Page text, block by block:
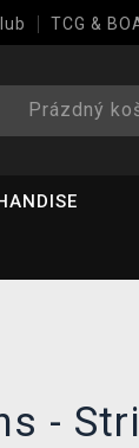
TCG &
Prázdný
-